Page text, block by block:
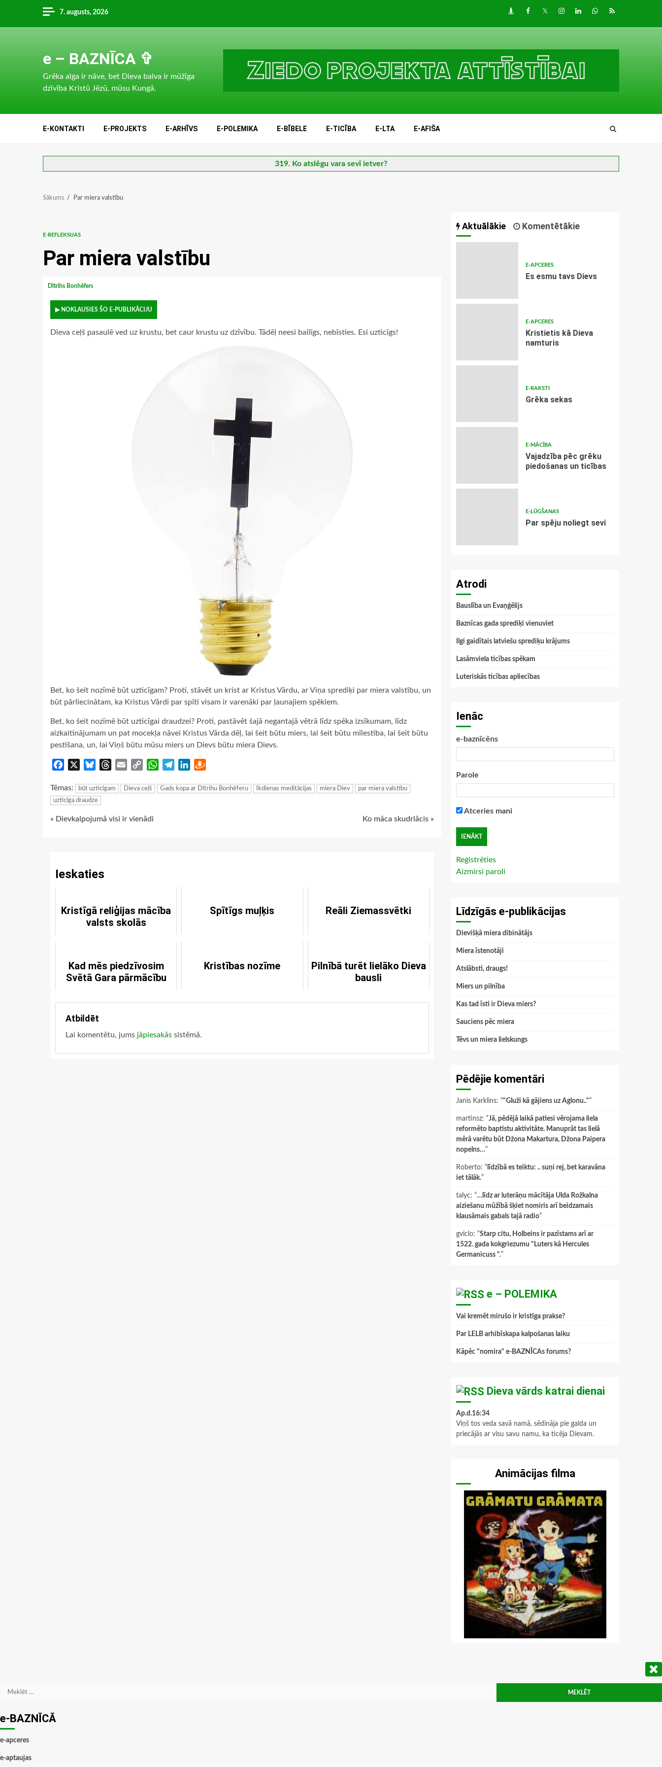
content
7. augusts, 2026 DraugiemFacebook
TwitterInstagram
LinkedInwhatsapp
RSS
e – BAZNĪCA ✞
Grēka alga ir nāve, bet Dieva balva ir mūžīga
dzīvība Kristū Jēzū, mūsu Kungā.
E-KONTAKTI E-PROJEKTS E-ARHĪVS E-POLEMIKA E-BĪBELE E-TICĪBA E-LTA E-AFIŠA
319. Ko atslēgu vara sevī ietver?
Sākums Par miera valstību
E-REFLEKSIJAS
Par miera valstību
Dītrihs Bonhēfers
▶ NOKLAUSIES ŠO E-PUBLIKĀCIJU
Dieva ceļš pasaulē ved uz krustu, bet caur krustu uz dzīvību. Tādēļ neesi bailīgs, nebīsties. Esi uzticīgs!
Bet, ko šeit nozīmē būt uzticīgam? Proti, stāvēt un krist ar Kristus Vārdu, ar Viņa sprediķi par miera valstību, un
būt pārliecinātam, ka Kristus Vārdi par spīti visam ir varenāki par ļaunajiem spēkiem.
Bet, ko šeit nozīmē būt uzticīgai draudzei? Proti, pastāvēt šajā negantajā vētrā līdz spēka izsīkumam, līdz
aizkaitinājumam un pat mocekļa nāvei Kristus Vārda dēļ, lai šeit būtu miers, lai šeit būtu mīlestība, lai šeit būtu
pestīšana, un, lai Viņš būtu mūsu miers un Dievs būtu miera Dievs.
Facebook BlueskyThreads
Email
Copy
WhatsApp
TelegramLinkedIn
Tēmas: būt uzticīgam Dieva ceļš Gads kopa ar Dītrihu Bonhēferu Ikdienas meditācijas miera Diev
par miera valstību
uzticīga draudze
Continue
« Dievkalpojumā visi ir vienādi Ko māca skudrlācis »
Ieskaties
Kristīgā reliģijas mācība
valsts skolās
Spītīgs muļķis Reāli Ziemassvētki
Kad mēs piedzīvosim
Svētā Gara pārmācību
Kristības nozīme
Pilnībā turēt lielāko Dieva
bausli
Atbildēt
Lai komentētu, jums jāpiesakās sistēmā.
Aktuālākie Komentētākie
E-APCERES
Es esmu tavs Dievs
E-APCERES
Kristietis kā Dieva
namturis
E-RAKSTI
Grēka sekas
E-MĀCĪBA
Vajadzība pēc grēku
piedošanas un ticības
E-LŪGŠANAS
Par spēju noliegt sevi
Atrodi
Bauslība un Evaņģēlijs
Baznīcas gada sprediķi vienuviet
Ilgi gaidītais latviešu sprediķu krājums
Lasāmviela ticības spēkam
Luteriskās ticības apliecības
Ienāc
e-baznīcēns
Parole
Atceries mani
Reģistrēties
Aizmirsi paroli
Līdzīgās e-publikācijas
Dievišķā miera dibinātājs
Miera īstenotāji
Atslābsti, draugs!
Miers un pilnība
Kas tad īsti ir Dieva miers?
Sauciens pēc miera
Tēvs un miera lielskungs
Pēdējie komentāri
Janis Karklins: “"Gluži kā gājiens uz Aglonu.."”
martinsz: “Jā, pēdējā laikā patiesi vērojama liela
reformēto baptistu aktivitāte. Manuprāt tas lielā
mērā varētu būt Džona Makartura, Džona Paipera
nopelns…”
Roberto: “ līdzībā es teiktu: .. suņi rej, bet karavāna
iet tālāk.”
talyc: “…līdz ar luterāņu mācītāja Ulda Rožkalna
aiziešanu mūžībā šķiet nomiris arī beidzamais
klausāmais gabals tajā radio”
gviclo: “Starp citu, Holbeins ir pazīstams arī ar
1522. gada kokgriezumu "Luters kā Hercules
Germanicuss ".”
e – POLEMIKA
Vai kremēt mirušo ir kristīga prakse?
Par LELB arhibīskapa kalpošanas laiku
Kāpēc "nomira" e-BAZNĪCAs forums?
Dieva vārds katrai dienai
Ap.d.16:34
Viņš tos veda savā namā, sēdināja pie galda un
priecājās ar visu savu namu, ka ticēja Dievam.
Animācijas filma
Meklēt:
e-BAZNĪCĀ
e-apceres
e-aptaujas